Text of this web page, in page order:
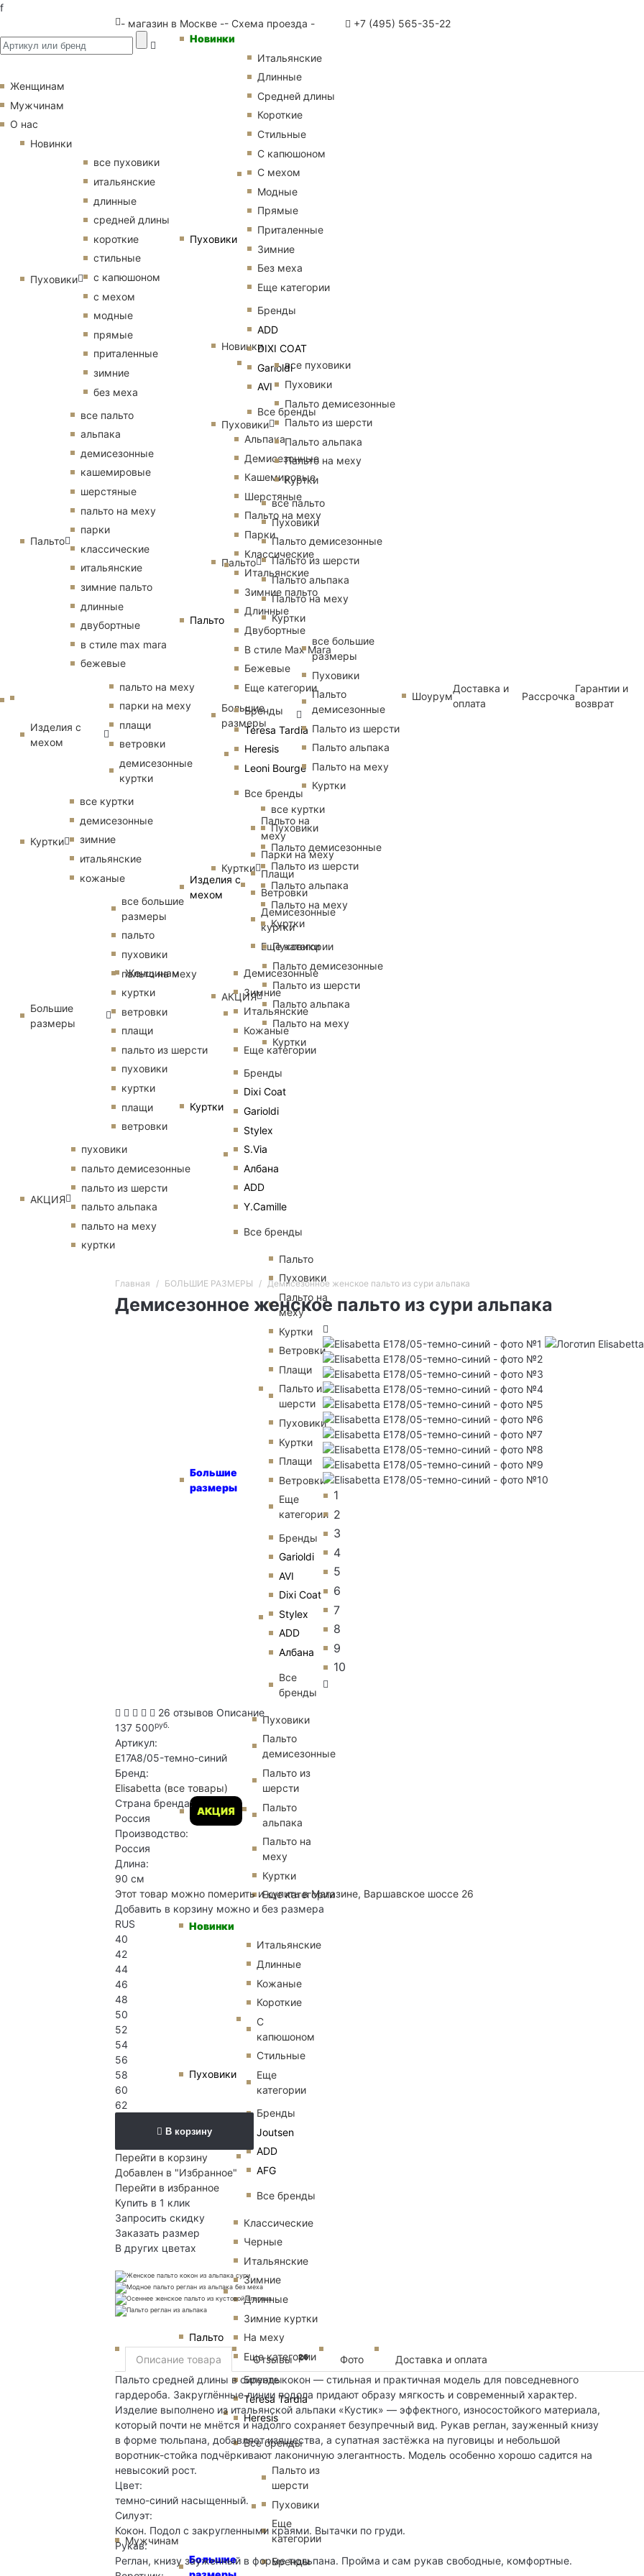
f
- магазин в Москве -- Схема проезда - +7 (495) 565-35-22
Женщинам
Новинки
Пуховики
Итальянские
Длинные
Средней длины
Короткие
Стильные
С капюшоном
С мехом
Модные
Прямые
Приталенные
Зимние
Без меха
Еще категории
Бренды
ADD
DIXI COAT
Garioldi
AVI
Все бренды
Пальто
Альпака
Демисезонные
Кашемировые
Шерстяные
Пальто на меху
Парки
Классические
Итальянские
Зимние пальто
Длинные
Двубортные
В стиле Max Mara
Бежевые
Еще категории
Бренды
Teresa Tardia
Heresis
Leoni Bourge
Все бренды
Изделия с
мехом
Пальто на
меху
Парки на меху
Плащи
Ветровки
Демисезонные
куртки
Еще категории
Куртки
Демисезонные
Зимние
Итальянские
Кожаные
Еще категории
Бренды
Dixi Coat
Garioldi
Stylex
S.Via
Албана
ADD
Y.Camille
Все бренды
Большие
размеры
Пальто
Пуховики
Пальто на
меху
Куртки
Ветровки
Плащи
Пальто из
шерсти
Пуховики
Куртки
Плащи
Ветровки
Еще
категории
Бренды
Garioldi
AVI
Dixi Coat
Stylex
ADD
Албана
Все
бренды
АКЦИЯ
Пуховики
Пальто
демисезонные
Пальто из
шерсти
Пальто
альпака
Пальто на
меху
Куртки
Еще категории
Мужчинам
Новинки
Пуховики
Итальянские
Длинные
Кожаные
Короткие
С
капюшоном
Стильные
Еще
категории
Бренды
Joutsen
ADD
AFG
Все бренды
Пальто
Классические
Черные
Итальянские
Зимние
Длинные
Зимние куртки
На меху
Еще категории
Бренды
Teresa Tardia
Heresis
Все бренды
Большие
Пальто из
шерсти
Пуховики
Еще
категории
Бренды
Женщинам
Мужчинам
О нас
Новинки
Пуховики
все пуховики
итальянские
длинные
средней длины
короткие
стильные
с капюшоном
с мехом
модные
прямые
приталенные
зимние
без меха
Пальто
все пальто
альпака
демисезонные
кашемировые
шерстяные
пальто на меху
парки
классические
итальянские
зимние пальто
длинные
двубортные
в стиле max mara
бежевые
Изделия с
мехом
пальто на меху
парки на меху
плащи
ветровки
демисезонные
куртки
Куртки
все куртки
демисезонные
зимние
итальянские
кожаные
Большие
размеры
все большие
размеры
пальто
пуховики
пальто на меху
куртки
ветровки
плащи
пальто из шерсти
пуховики
куртки
плащи
ветровки
АКЦИЯ
пуховики
пальто демисезонные
пальто из шерсти
пальто альпака
пальто на меху
куртки
Новинки
Пуховики
все пуховики
Пуховики
Пальто демисезонные
Пальто из шерсти
Пальто альпака
Пальто на меху
Куртки
Пальто
все пальто
Пуховики
Пальто демисезонные
Пальто из шерсти
Пальто альпака
Пальто на меху
Куртки
Большие
размеры
все большие
размеры
Пуховики
Пальто
демисезонные
Пальто из шерсти
Пальто альпака
Пальто на меху
Куртки
Куртки
все куртки
Пуховики
Пальто демисезонные
Пальто из шерсти
Пальто альпака
Пальто на меху
Куртки
АКЦИЯ
Пуховики
Пальто демисезонные
Пальто из шерсти
Пальто альпака
Пальто на меху
Куртки
Шоурум
Доставка и
оплата
Рассрочка
Гарантии и
возврат
Главная БОЛЬШИЕ РАЗМЕРЫ Демисезонное женское пальто из сури альпака
Демисезонное женское пальто из сури альпака
1
2
3
4
5
6
7
8
9
10
26 отзывов Описание
137 500руб.
Артикул:
E17A8/05-темно-синий
Бренд:
Elisabetta (все товары)
Страна бренда:
Россия
Производство:
Россия
Длина:
90 см
Этот товар можно померить и купить в Магазине, Варшавское шоссе 26
Добавить в корзину можно и без размера
RUS
40
42
44
46
48
50
52
54
56
58
60
62
В корзину
Перейти в корзину
Добавлен в "Избранное"
Перейти в избранное
Купить в 1 клик
Запросить скидку
Заказать размер
В других цветах
Описание товара Отзывы 26 Фото
Доставка и оплата
Пальто средней длины в силуэте кокон — стильная и практичная модель для повседневного
гардероба. Закруглённые линии подола придают образу мягкость и современный характер.
Изделие выполнено из итальянской альпаки «Кустик» — эффектного, износостойкого материала,
который почти не мнётся и надолго сохраняет безупречный вид. Рукав реглан, зауженный книзу
в форме тюльпана, добавляет изящества, а супатная застёжка на пуговицы и небольшой
воротник-стойка подчёркивают лаконичную элегантность. Модель особенно хорошо садится на
невысокий рост.
Цвет:
темно-синий насыщенный.
Силуэт:
Кокон. Подол с закругленными краями. Вытачки по груди.
Рукав:
Реглан, книзу зауженный в форме тюльпана. Пройма и сам рукав свободные, комфортные.